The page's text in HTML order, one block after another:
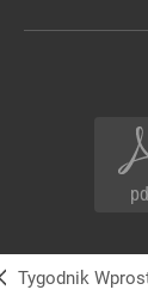
Tygodnik